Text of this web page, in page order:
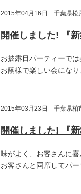
2015年04月16日 千葉県
お披露目パーティーで
お蔭様で楽しい会になり
2015年03月23日 千葉県
味がよく、お客さんに喜
お客さんと同席してパー